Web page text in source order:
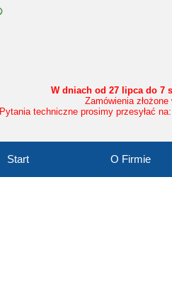
W dniach od 27 lipca do 7
Zamówienia
Pytania techniczne prosimy przesyłać
Start O Firmie